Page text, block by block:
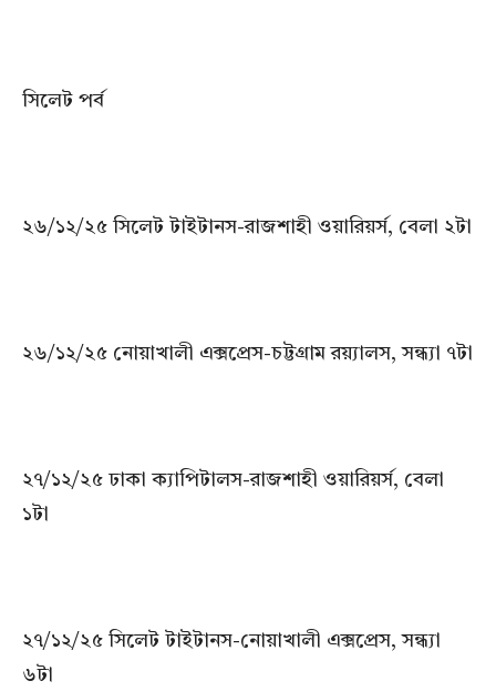
সিলেট পর্ব
২৬/১২/২৫ সিলেট টাইটানস-রাজশাহী ওয়ারিয়র্স, বেলা ২টা
২৬/১২/২৫ নোয়াখালী এক্সপ্রেস-চট্টগ্রাম রয়্যালস, সন্ধ্যা ৭টা
২৭/১২/২৫ ঢাকা ক্যাপিটালস-রাজশাহী ওয়ারিয়র্স, বেলা
১টা
২৭/১২/২৫ সিলেট টাইটানস-নোয়াখালী এক্সপ্রেস, সন্ধ্যা
৬টা